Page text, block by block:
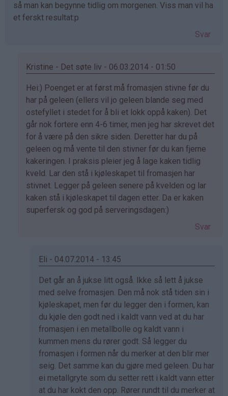
så man kan begynne tidlig om morgenen. Viss man vil ha
et ferskt resultat:p
Svar
Kristine - Det søte liv - 06.03.2014 - 01:50
Som
svar
på
av
ailo
(ikke
bekreftet)
Hei:) Poenget er at først må fromasjen stivne før du
har på geleen (ellers vil jo geleen blande seg med
ostefyllet i stedet for å bli et lokk oppå kaken). Det
går nok fortere enn 4-6 timer, men jeg har skrevet det
for å være på den sikre siden. Deretter har du på
geleen og må vente til den stivner før du kan fjerne
kakeringen. I praksis pleier jeg å lage kaken tidlig
kveld. Lar den stå i kjøleskapet til fromasjen har
stivnet. Legger på geleen senere på kvelden og lar
kaken stå i kjøleskapet til dagen etter. Da er kaken
superfersk og god på serveringsdagen:)
Svar
Eli - 04.07.2014 - 13:45
Som
svar
på
av
Kristine
-
Det…
Det går an å jukse litt også. Ikke så lett å jukse
med selve fromasjen. Den må nok stå tiden sin i
kjøleskapet, men før du legger den i formen, kan
du kjøle den godt ned i kaldt vann ved at du har
fromasjen i en metallbolle og kaldt vann i
kummen mens du rører godt. Så legger du
fromasjen i formen når du merker at den blir mer
seig. Det samme kan du gjøre med geleen. Du har
ei metallgryte som du setter rett i kaldt vann etter
at du har kokt den opp. Rører rundt til du merker at